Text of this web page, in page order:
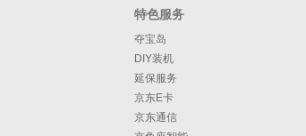
特色服务
夺宝岛
DIY装机
延保服务
京东E卡
京东通信